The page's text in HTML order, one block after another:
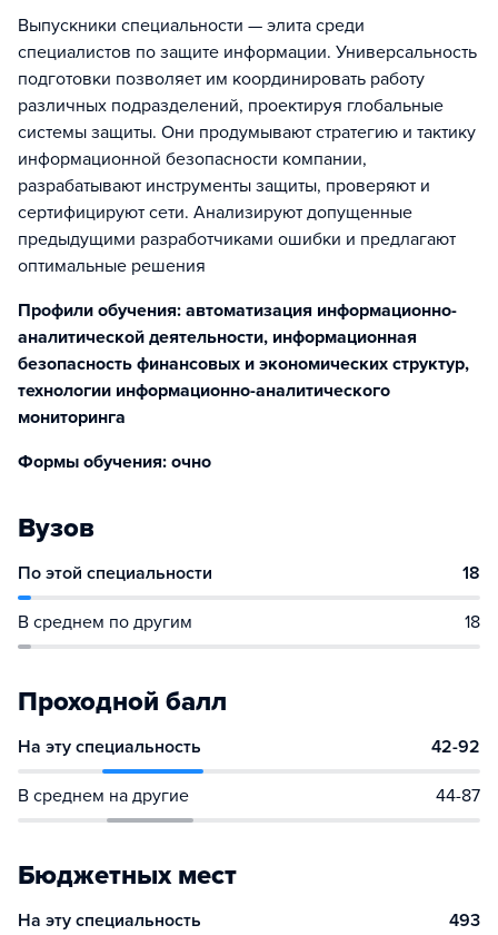
Выпускники специальности — элита среди
специалистов по защите информации. Универсальность
подготовки позволяет им координировать работу
различных подразделений, проектируя глобальные
системы защиты. Они продумывают стратегию и тактику
информационной безопасности компании,
разрабатывают инструменты защиты, проверяют и
сертифицируют сети. Анализируют допущенные
предыдущими разработчиками ошибки и предлагают
оптимальные решения
Профили обучения: автоматизация информационно-
аналитической деятельности, информационная
безопасность финансовых и экономических структур,
технологии информационно-аналитического
мониторинга
Формы обучения: очно
Вузов
По этой специальности 18
В среднем по другим 18
Проходной балл
На эту специальность 42-92
В среднем на другие 44-87
Бюджетных мест
На эту специальность 493